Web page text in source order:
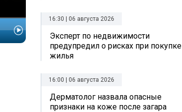
16:30 | 06 августа 2026
Эксперт по недвижимости
предупредил о рисках при покупке
жилья
16:00 | 06 августа 2026
Дерматолог назвала опасные
признаки на коже после загара